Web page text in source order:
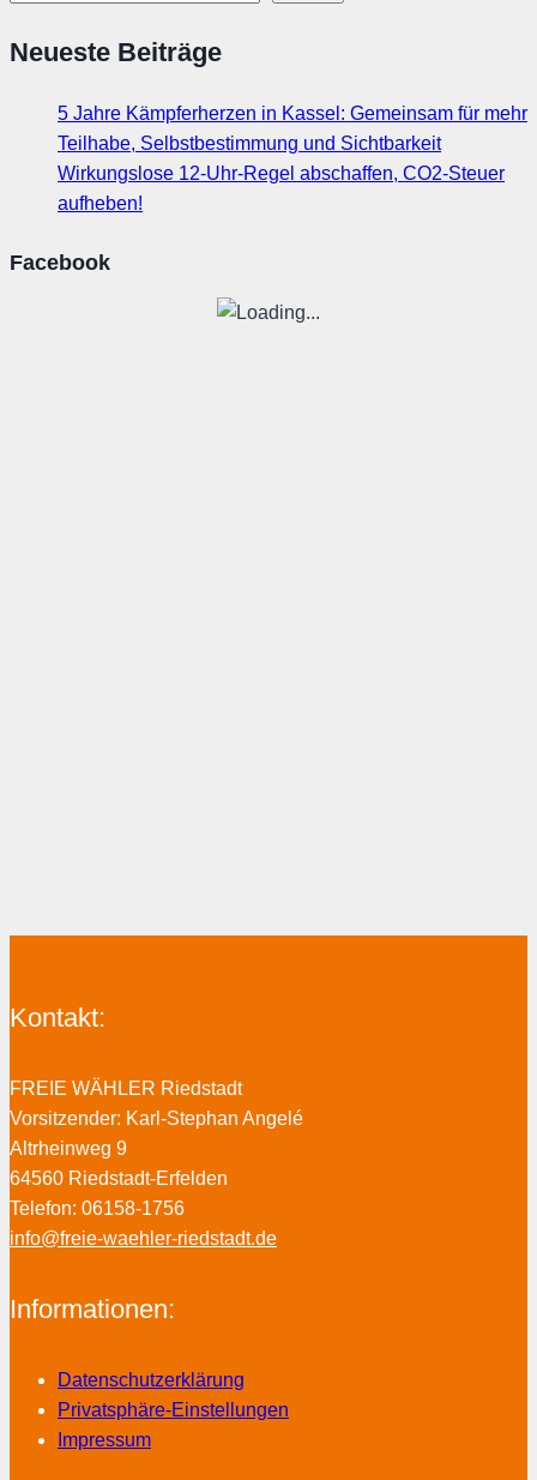
Neueste Beiträge
5 Jahre Kämpferherzen in Kassel: Gemeinsam für mehr
Teilhabe, Selbstbestimmung und Sichtbarkeit
Wirkungslose 12-Uhr-Regel abschaffen, CO2-Steuer
aufheben!
Facebook
Kontakt:
FREIE WÄHLER Riedstadt
Vorsitzender: Karl-Stephan Angelé
Altrheinweg 9
64560 Riedstadt-Erfelden
Telefon: 06158-1756
info@freie-waehler-riedstadt.de
Informationen:
Datenschutzerklärung
Privatsphäre-Einstellungen
Impressum